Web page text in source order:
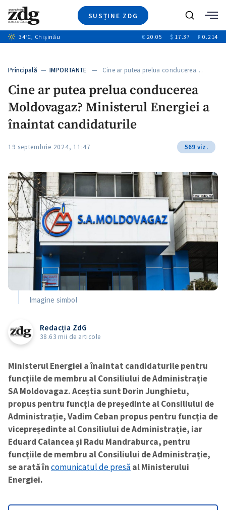
SUSȚINE ZDG
Ştiri
+14
Video
Special
Blog
Caută
34°C, Chișinău € 20.05 $ 17.37 ₽ 0.214
Principală — IMPORTANTE — Cine ar putea prelua conducerea…
Cine ar putea prelua conducerea
Moldovagaz? Ministerul Energiei a
înaintat candidaturile
19 septembrie 2024, 11:47 569 viz.
Imagine simbol
Redacția ZdG
38.63 mii de articole
Ministerul Energiei a înaintat candidaturile pentru
funcțiile de membru al Consiliului de Administrație
SA Moldovagaz. Aceștia sunt Dorin Junghietu,
propus pentru funcția de președinte al Consiliului de
Administrație, Vadim Ceban propus pentru funcția de
vicepreședinte al Consiliului de Administrație, iar
Eduard Calancea și Radu Mandraburca, pentru
funcțiile de membru al Consiliului de Administrație,
se arată încomunicatul de presă al Ministerului
Energiei.